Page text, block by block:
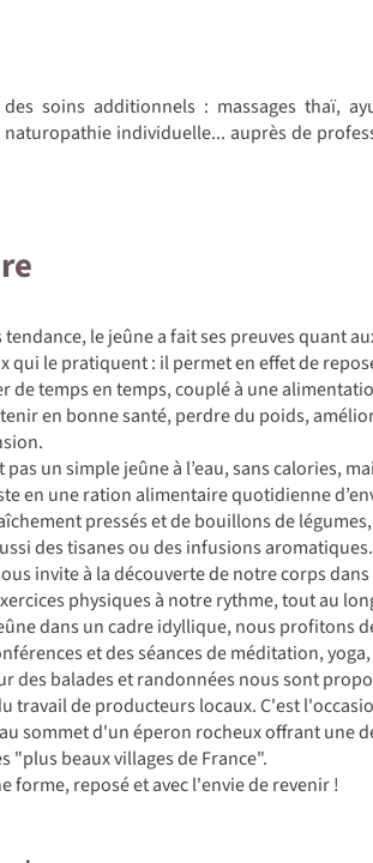
soins additionnels : massages thaï,
individuelle... auprès de
le jeûne a fait ses preuves quant
qui le pratiquent : il permet en effet de
de temps en temps, couplé à une
en bonne santé, perdre du poids,
pas un simple jeûne à l’eau, sans calories,
en une ration alimentaire quotidienne
pressés et de bouillons de
des tisanes ou des infusions aromatiques.
invite à la découverte de notre corps
physiques à notre rythme, tout au
dans un cadre idyllique, nous profitons
et des séances de méditation,
des balades et randonnées nous sont
travail de producteurs locaux. C'est
sommet d'un éperon rocheux offrant une
"plus beaux villages de France".
forme, reposé et avec l'envie de revenir !